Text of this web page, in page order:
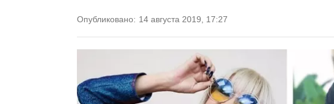
Опубликовано: 14 августа 2019, 17:27